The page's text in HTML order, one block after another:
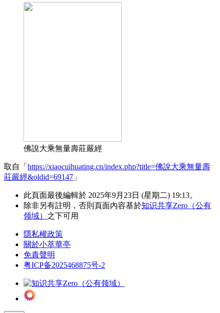
佛說大乘無量壽莊嚴經
取自「 https://xiaocuihuating.cn/index.php?title=佛說大乘無量壽
莊嚴經&oldid=69147 」
此頁面最後編輯於 2025年9月23日 (星期二) 19:13。
除非另有註明，否則頁面內容基於知识共享Zero（公有
领域） 之下可用
隱私權政策
關於小萃華亭
免責聲明
粤ICP备2025468875号-2